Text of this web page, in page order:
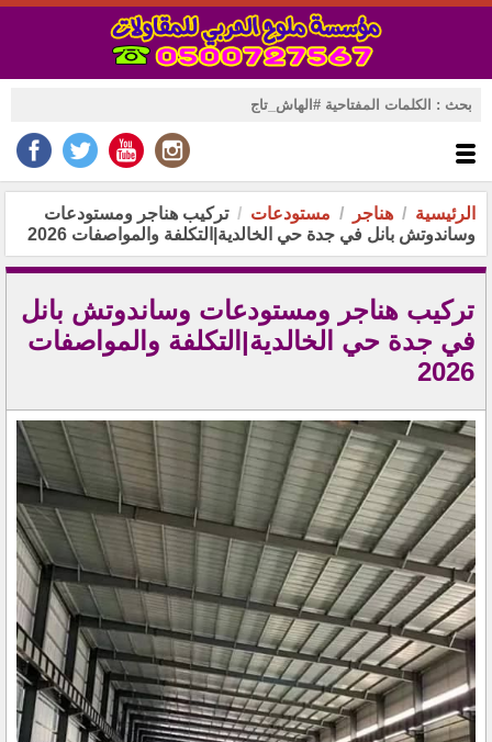
الرئيسية هناجر مستودعات
تركيب هناجر ومستودعات
وساندوتش بانل في جدة حي الخالدية|التكلفة والمواصفات 2026
تركيب هناجر ومستودعات وساندوتش بانل
في جدة حي الخالدية|التكلفة والمواصفات
2026